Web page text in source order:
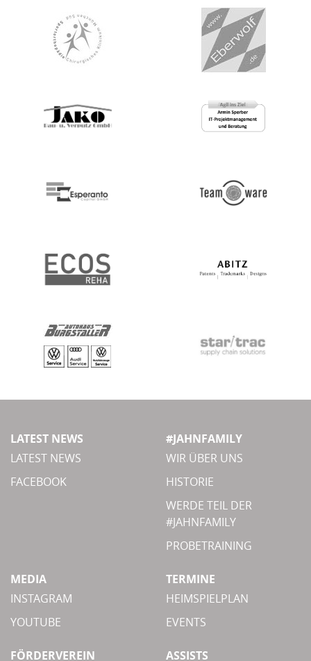
LATEST NEWS
LATEST NEWS
FACEBOOK
#JAHNFAMILY
WIR ÜBER UNS
HISTORIE
WERDE TEIL DER
#JAHNFAMILY
PROBETRAINING
MEDIA
INSTAGRAM
YOUTUBE
TERMINE
HEIMSPIELPLAN
EVENTS
FÖRDERVEREIN ASSISTS